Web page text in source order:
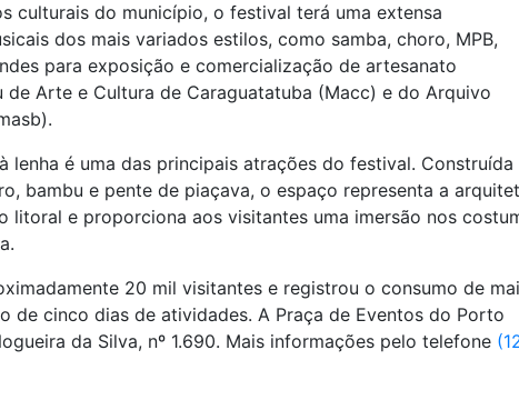
culturais do município, o festival terá uma extensa
dos mais variados estilos, como samba, choro, MPB,
para exposição e comercialização de artesanato
Arte e Cultura de Caraguatatuba (Macc) e do Arquivo
é uma das principais atrações do festival. Construída
bambu e pente de piaçava, o espaço representa a
litoral e proporciona aos visitantes uma imersão nos
20 mil visitantes e registrou o consumo de
de cinco dias de atividades. A Praça de Eventos do Porto
da Silva, nº 1.690. Mais informações pelo telefone